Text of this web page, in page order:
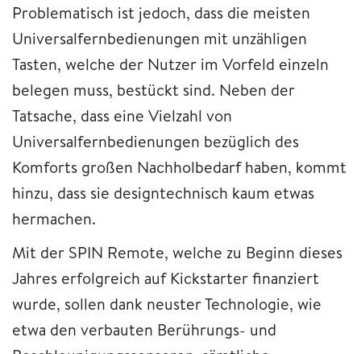
Problematisch ist jedoch, dass die meisten
Universalfernbedienungen mit unzähligen
Tasten, welche der Nutzer im Vorfeld einzeln
belegen muss, bestückt sind. Neben der
Tatsache, dass eine Vielzahl von
Universalfernbedienungen bezüglich des
Komforts großen Nachholbedarf haben, kommt
hinzu, dass sie designtechnisch kaum etwas
hermachen.
Mit der SPIN Remote, welche zu Beginn dieses
Jahres erfolgreich auf Kickstarter finanziert
wurde, sollen dank neuster Technologie, wie
etwa den verbauten Berührungs- und